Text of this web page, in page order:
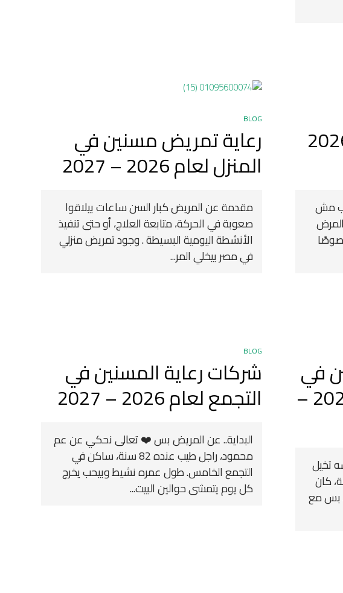
لعام 2026
مش
BLOG
رعاية تمريض مسنين في
المنزل لعام 2026 – 2027
مقدمة عن المريض كبار السن ساعات بيلاقوا
صعوبة في الحركة، متابعة العلاج، أو حتى تنفيذ
الأنشطة اليومية البسيطة . وجود تمريض منزلي
في مصر بيخلي المر...
في
المنزل في مصر لعام 2026 –
تخيل
جميل عنده 78 سنة، كان
بس مع
BLOG
شركات رعاية المسنين في
التجمع لعام 2026 – 2027
البداية.. عن المريض بس ❤️ تعالى نحكي عن عم
محمود، راجل طيب عنده 82 سنة، ساكن في
التجمع الخامس. طول عمره نشيط وبيحب يخرج
كل يوم يتمشى حوالين البيت...